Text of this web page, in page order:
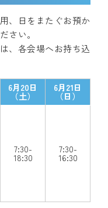
、日をまたぐお預か
さい。
、各会場へお持ち込
6月20日
（土）
6月21日
（日）
7:30-
18:30
7:30-
16:30